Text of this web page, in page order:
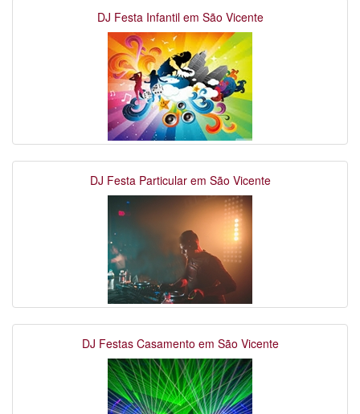
DJ Festa Infantil em São Vicente
DJ Festa Particular em São Vicente
DJ Festas Casamento em São Vicente